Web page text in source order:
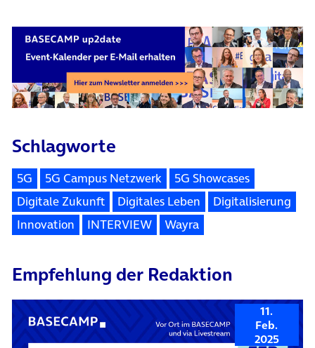
Schlagworte
5G 5G Campus Netzwerk
5G Showcases
Digitale Zukunft
Digitales Leben
Digitalisierung
Innovation
INTERVIEW Wayra
Empfehlung der Redaktion
11.
Feb.
2025